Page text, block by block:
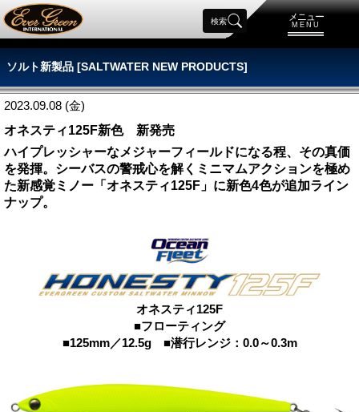
メニュー
MENU
検索
ソルト新製品 [SALTWATER NEW PRODUCTS]
2023.09.08 (金)
オネスティ125F新色 新発売
ハイプレッシャーなメジャーフィールドになる程、その真価
を発揮。シーバスの警戒心を解くミニマムアクションを極め
た新感覚ミノー「オネスティ125F」に新色4色が追加ライン
ナップ。
オネスティ125F
■フローティング
■125mm／12.5g ■潜行レンジ：0.0～0.3m